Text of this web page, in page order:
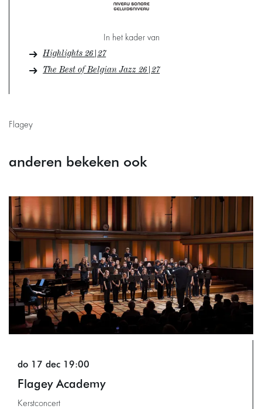
In het kader van
Highlights 26|27
The Best of Belgian Jazz 26|27
Flagey
anderen bekeken ook
Flagey Academy
Kerstconcert
do 17 dec 19:00